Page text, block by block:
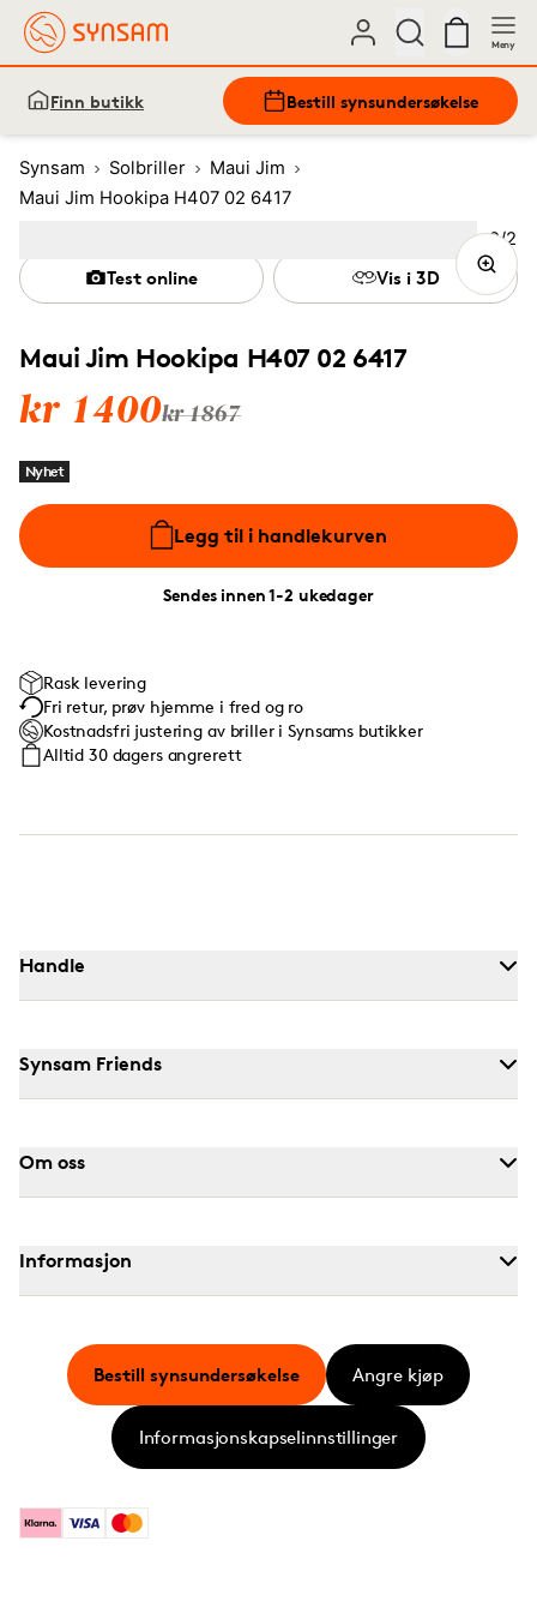
Meny
Finn butikk Bestill synsundersøkelse
Synsam Solbriller
Maui Jim
Maui Jim Hookipa H407 02 6417
Maui Jim Hookipa H407 02 6417
kr 1400kr 1867
Nyhet
Legg til i handlekurven
Sendes innen 1-2 ukedager
Test online Vis i 3D
Rask levering
Fri retur, prøv hjemme i fred og ro
Kostnadsfri justering av briller i Synsams butikker
Alltid 30 dagers angrerett
Bilde
2/2
(Current image)
Handle
Synsam Friends
Om oss
Informasjon
KlarnaVisa Mastercard
Bestill synsundersøkelse Angre kjøp
Informasjonskapselinnstillinger